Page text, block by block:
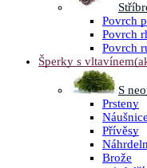
Povrch
Povrch
Povrch
Šperky s vltavínem
S
Prsteny
Náušnice
Přívěsy
Brože